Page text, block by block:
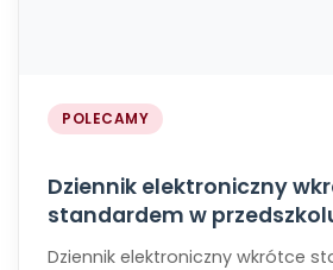
POLECAMY
Dziennik elektroniczny
standardem w
Dziennik elektroniczny wkrótce